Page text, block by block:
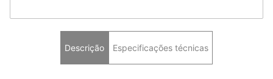
Descrição Especificações técnicas